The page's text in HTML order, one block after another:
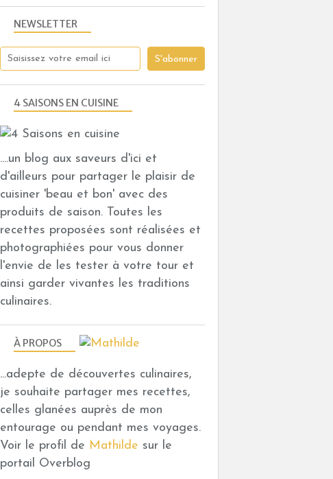
ENTRÉES
MENUS
NEWSLETTER
4 SAISONS EN CUISINE
....un blog aux saveurs d'ici et
d'ailleurs pour partager le plaisir de
cuisiner 'beau et bon' avec des
produits de saison. Toutes les
recettes proposées sont réalisées et
photographiées pour vous donner
l'envie de les tester à votre tour et
ainsi garder vivantes les traditions
culinaires.
À PROPOS
...adepte de découvertes culinaires,
je souhaite partager mes recettes,
celles glanées auprès de mon
entourage ou pendant mes voyages.
Voir le profil de Mathilde sur le
portail Overblog